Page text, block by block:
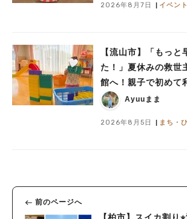
2026年8月7日 イベント
【流山市】「もっと
た！」夏休みの救
館へ！親子で初めて
児童館」レポート
Ayuuまま
2026年8月5日 まち・
前のページへ
【柏市】スイカ割り